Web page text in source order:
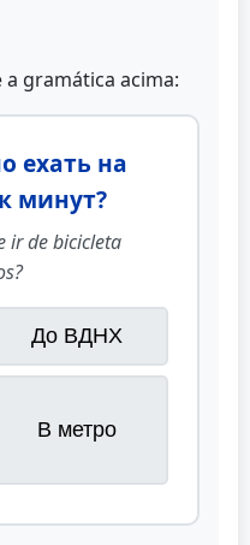
gramática acima:
ехать на
минут?
ir de bicicleta
До ВДНХ
В метро